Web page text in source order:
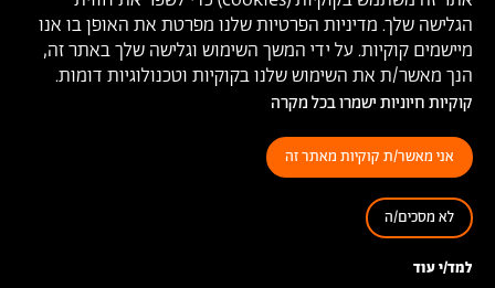
הגלישה שלך. מדיניות הפרטיות שלנו מפרטת את האופן בו אנו
מיישמים קוקיות. על ידי המשך השימוש וגלישה שלך באתר זה,
הנך מאשר/ת את השימוש שלנו בקוקיות וטכנולוגיות דומות.
קוקיות חיוניות ישמרו בכל מקרה
אני מאשר/ת קוקיות מאתר זה
לא מסכים/ה
למד/י עוד
מתוך התערוכה׳איך נאמר דבר׳
2026 (צילום: הדס חי)